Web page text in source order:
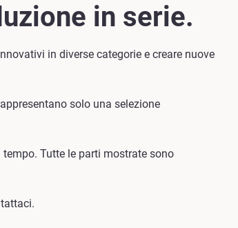
in serie.
in diverse categorie e creare nuove
solo una selezione
Tutte le parti mostrate sono